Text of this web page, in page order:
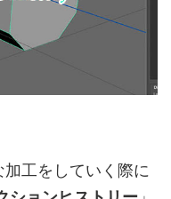
工をしていく際に